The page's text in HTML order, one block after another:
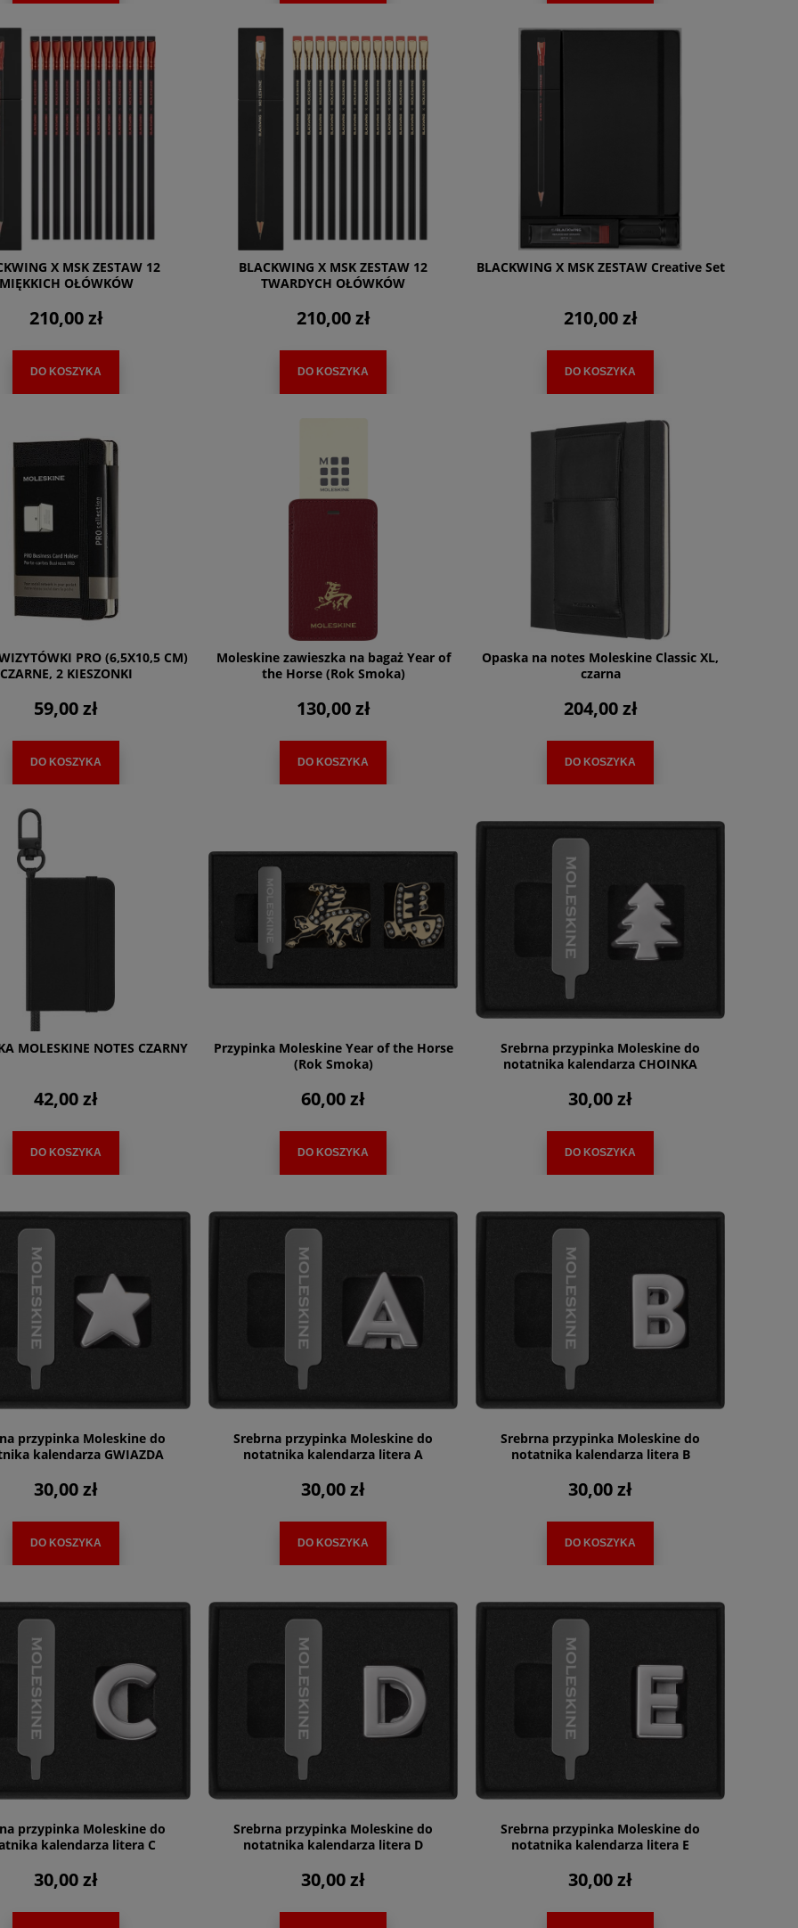
X MSK ZESTAW 12
MIĘKKICH OŁÓWKÓW
210,00 zł
DO KOSZYKA
BLACKWING X MSK ZESTAW 12
TWARDYCH OŁÓWKÓW
210,00 zł
DO KOSZYKA
BLACKWING X MSK ZESTAW Creative Set
210,00 zł
DO KOSZYKA
PRO (6,5X10,5 CM)
CZARNE, 2 KIESZONKI
59,00 zł
DO KOSZYKA
Moleskine zawieszka na bagaż Year of
the Horse (Rok Smoka)
130,00 zł
DO KOSZYKA
Opaska na notes Moleskine Classic XL,
czarna
204,00 zł
DO KOSZYKA
MOLESKINE NOTES CZARNY
42,00 zł
DO KOSZYKA
Przypinka Moleskine Year of the Horse
(Rok Smoka)
60,00 zł
DO KOSZYKA
Srebrna przypinka Moleskine do
notatnika kalendarza CHOINKA
30,00 zł
DO KOSZYKA
przypinka Moleskine do
kalendarza GWIAZDA
30,00 zł
DO KOSZYKA
Srebrna przypinka Moleskine do
notatnika kalendarza litera A
30,00 zł
DO KOSZYKA
Srebrna przypinka Moleskine do
notatnika kalendarza litera B
30,00 zł
DO KOSZYKA
przypinka Moleskine do
kalendarza litera C
30,00 zł
Srebrna przypinka Moleskine do
notatnika kalendarza litera D
30,00 zł
Srebrna przypinka Moleskine do
notatnika kalendarza litera E
30,00 zł